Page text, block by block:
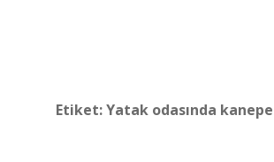
Etiket:Yatak odasında